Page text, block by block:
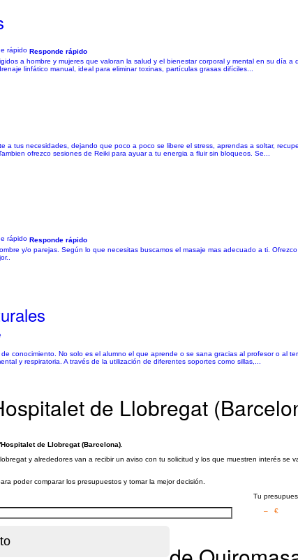
Responde rápido
a hombre y mujeres que valoran la salud y el bienestar corporal y mental en su día a
linfático manual, ideal para eliminar toxinas, partículas grasas difíciles...
tus necesidades, dejando que poco a poco se libere el stress, aprendas a soltar,
ofrezco sesiones de Reiki para ayuar a tu energia a fluir sin bloqueos. Se...
Responde rápido
y/o parejas. Según lo que necesitas buscamos el masaje mas adecuado a ti.
conocimiento. No solo es el alumno el que aprende o se sana gracias al profesor o al
y respiratoria. A través de la utilización de diferentes soportes como sillas,...
de Llobregat
de Llobregat (Barcelona)
y alrededores van a recibir un aviso con tu solicitud y los que muestren interés
poder comparar los presupuestos y tomar la mejor decisión.
Tu
– €